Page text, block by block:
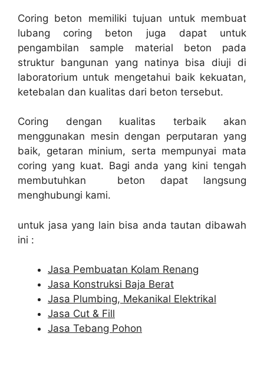
Coring beton memiliki tujuan untuk membuat
lubang coring beton juga dapat untuk
pengambilan sample material beton pada
struktur bangunan yang natinya bisa diuji di
laboratorium untuk mengetahui baik kekuatan,
ketebalan dan kualitas dari beton tersebut.
Coring dengan kualitas terbaik akan
menggunakan mesin dengan perputaran yang
baik, getaran minium, serta mempunyai mata
coring yang kuat. Bagi anda yang kini tengah
membutuhkan beton dapat langsung
menghubungi kami.
untuk jasa yang lain bisa anda tautan dibawah
ini :
Jasa Pembuatan Kolam Renang
Jasa Konstruksi Baja Berat
Jasa Plumbing, Mekanikal Elektrikal
Jasa Cut & Fill
Jasa Tebang Pohon